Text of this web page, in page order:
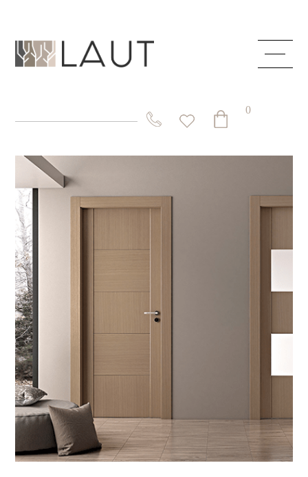
ГЛАВНАЯ
КАТАЛОГ
СТОЛЫ И СТОЛЕШНИЦЫ
ДИЗАЙНЕРАМ
УСТАНОВКА
0